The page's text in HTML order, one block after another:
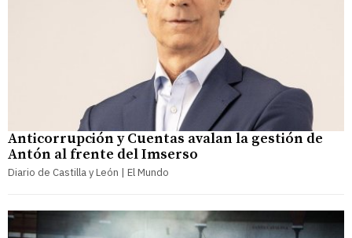
Anticorrupción y Cuentas avalan la gestión de
Antón al frente del Imserso
Diario de Castilla y León | El Mundo